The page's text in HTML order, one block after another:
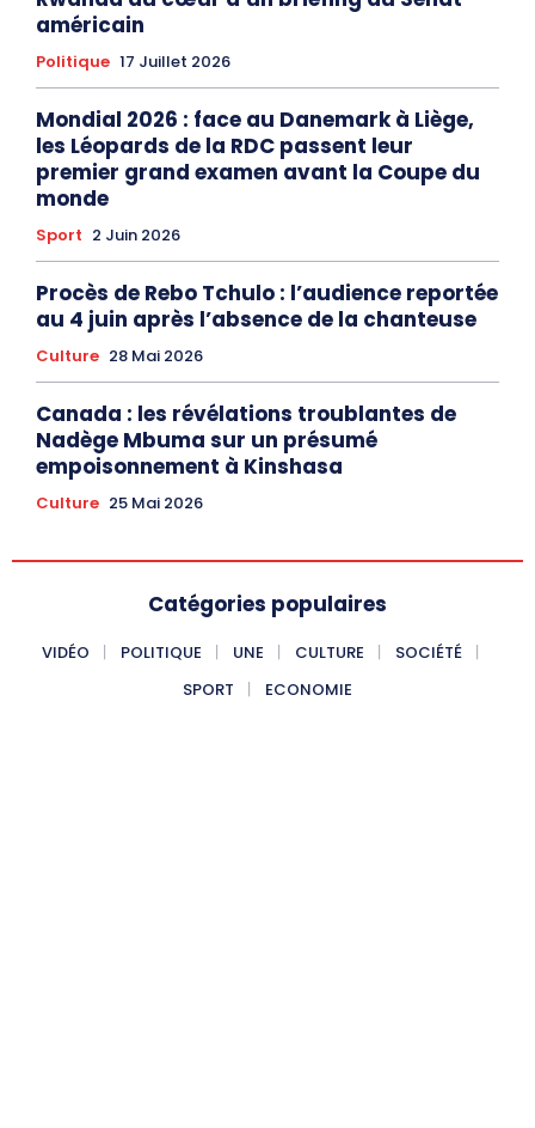
américain
Politique 17 Juillet 2026
Mondial 2026 : face au Danemark à Liège,
les Léopards de la RDC passent leur
premier grand examen avant la Coupe du
monde
Sport 2 Juin 2026
Procès de Rebo Tchulo : l’audience reportée
au 4 juin après l’absence de la chanteuse
Culture 28 Mai 2026
Canada : les révélations troublantes de
Nadège Mbuma sur un présumé
empoisonnement à Kinshasa
Culture 25 Mai 2026
Catégories populaires
VIDÉO POLITIQUE UNE CULTURE
SOCIÉTÉ
SPORT
ECONOMIE